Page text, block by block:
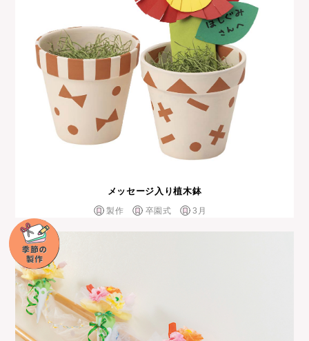
メッセージ入り植木鉢
製作 卒園式 3月